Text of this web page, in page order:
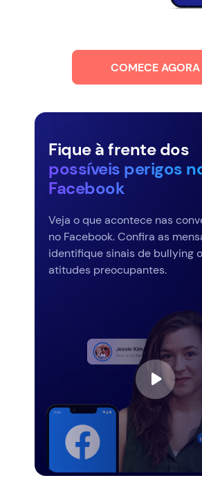
COMECE AGORA
Fique à frente dos
possíveis perigos
Facebook
Veja o que acontece nas
no Facebook. Confira as
identifique sinais de bullying
atitudes preocupantes.